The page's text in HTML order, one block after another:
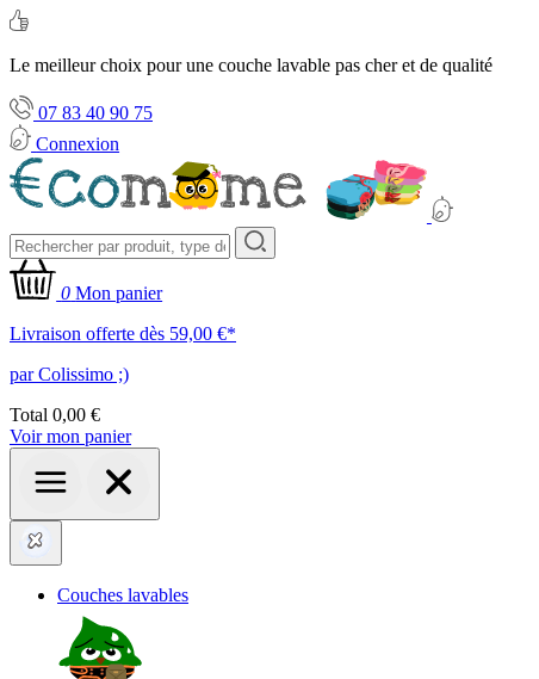
Le meilleur choix pour une couche lavable pas cher et de qualité
07 83 40 90 75
Connexion
0 Mon panier
Livraison offerte dès 59,00 €*
par Colissimo ;)
Total 0,00 €
Voir mon panier
Couches lavables